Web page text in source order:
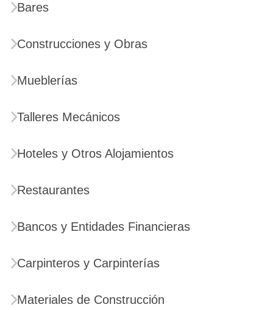
Bares
Construcciones y Obras
Mueblerías
Talleres Mecánicos
Hoteles y Otros Alojamientos
Restaurantes
Bancos y Entidades Financieras
Carpinteros y Carpinterías
Materiales de Construcción